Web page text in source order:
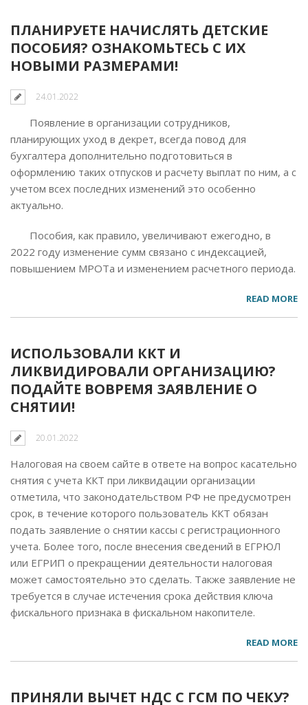
ПЛАНИРУЕТЕ НАЧИСЛЯТЬ ДЕТСКИЕ
ПОСОБИЯ? ОЗНАКОМЬТЕСЬ С ИХ
НОВЫМИ РАЗМЕРАМИ!
24.01.2022
Появление в организации сотрудников,
планирующих уход в декрет, всегда повод для
бухгалтера дополнительно подготовиться в
оформлению таких отпусков и расчету выплат по ним, а с
учетом всех последних изменений это особенно
актуально.
Пособия, как правило, увеличивают ежегодно, в
2022 году изменение сумм связано с индексацией,
повышением МРОТа и изменением расчетного периода.
READ MORE
ИСПОЛЬЗОВАЛИ ККТ И
ЛИКВИДИРОВАЛИ ОРГАНИЗАЦИЮ?
ПОДАЙТЕ ВОВРЕМЯ ЗАЯВЛЕНИЕ О
СНЯТИИ!
20.01.2022
Налоговая на своем сайте в ответе на вопрос касательно
снятия с учета ККТ при ликвидации организации
отметила, что законодательством РФ не предусмотрен
срок, в течение которого пользователь ККТ обязан
подать заявление о снятии кассы с регистрационного
учета. Более того, после внесения сведений в ЕГРЮЛ
или ЕГРИП о прекращении деятельности налоговая
может самостоятельно это сделать. Также заявление не
требуется в случае истечения срока действия ключа
фискального признака в фискальном накопителе.
READ MORE
ПРИНЯЛИ ВЫЧЕТ НДС С ГСМ ПО ЧЕКУ?